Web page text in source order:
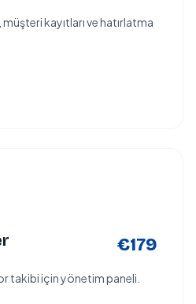
kayıtları ve hatırlatma
€179
takibi için yönetim paneli.